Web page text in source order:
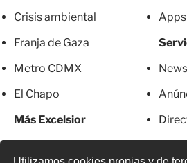
Crisis ambiental
Franja de Gaza
Metro CDMX
El Chapo
Más Excelsior
Apps